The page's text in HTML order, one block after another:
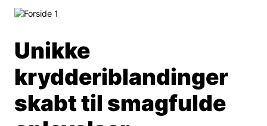
Unikke
krydderiblandinger
skabt til smagfulde